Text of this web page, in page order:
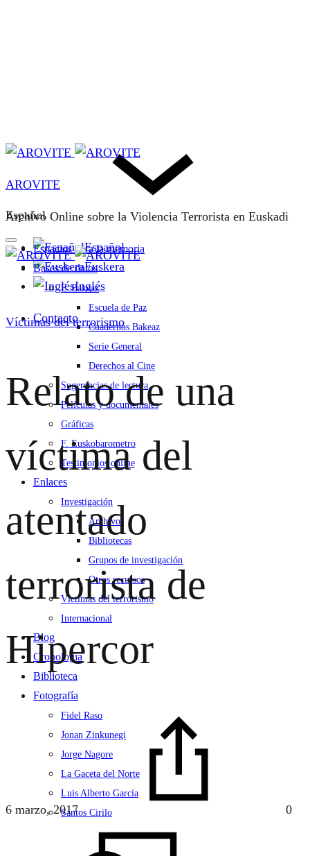
Español
Español
Euskera
Inglés
Contacto
AROVITE
Archivo Online sobre la Violencia Terrorista en Euskadi
Espacios para la memoria
Bases de datos
F. Bakeaz
Escuela de Paz
Cuadernos Bakeaz
Serie General
Derechos al Cine
Sugerencias de lectura
Películas y documentales
Gráficas
F. Euskobarometro
Testimonios online
Enlaces
Investigación
Archivos
Bibliotecas
Grupos de investigación
Otros recursos
Víctimas del terrorismo
Internacional
Blog
Cronología
Biblioteca
Fotografía
Fidel Raso
Jonan Zinkunegi
Jorge Nagore
La Gaceta del Norte
Luis Alberto García
Santos Cirilo
Víctimas del terrorismo
Relato de una
víctima del
atentado
terrorista de
Hipercor
6 marzo, 2017 0